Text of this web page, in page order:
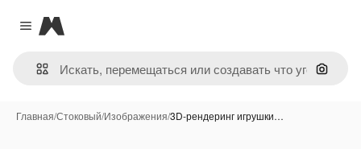
Close menu
Magnific
Поиск
Главная/Стоковый/Изображения/3D-рендеринг игрушки…